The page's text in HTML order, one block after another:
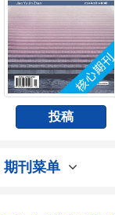
投稿
期刊菜单